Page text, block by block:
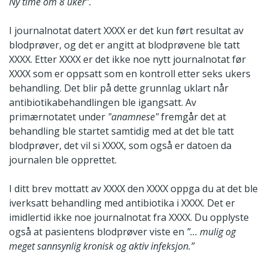
I journalnotat datert XXXX er det kun ført resultat av
blodprøver, og det er angitt at blodprøvene ble tatt
XXXX. Etter XXXX er det ikke noe nytt journalnotat før
XXXX som er oppsatt som en kontroll etter seks ukers
behandling. Det blir på dette grunnlag uklart når
antibiotikabehandlingen ble igangsatt. Av
primærnotatet under "anamnese"fremgår det at
behandling ble startet samtidig med at det ble tatt
blodprøver, det vil si XXXX, som også er datoen da
journalen ble opprettet.
I ditt brev mottatt av XXXX den XXXX oppga du at det ble
iverksatt behandling med antibiotika i XXXX. Det er
imidlertid ikke noe journalnotat fra XXXX. Du opplyste
også at pasientens blodprøver viste en ”… mulig og
meget sannsynlig kronisk og aktiv infeksjon.”